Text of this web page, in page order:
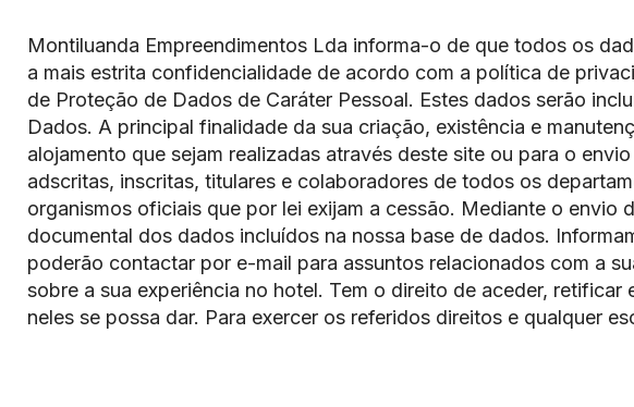
Montiluanda Empreendimentos Lda informa-o de que todos os
a mais estrita confidencialidade de acordo com a política de
de Proteção de Dados de Caráter Pessoal. Estes dados serão
Dados. A principal finalidade da sua criação, existência e
alojamento que sejam realizadas através deste site ou para o
adscritas, inscritas, titulares e colaboradores de todos os
organismos oficiais que por lei exijam a cessão. Mediante o
documental dos dados incluídos na nossa base de dados.
poderão contactar por e-mail para assuntos relacionados com a
sobre a sua experiência no hotel. Tem o direito de aceder,
neles se possa dar. Para exercer os referidos direitos e qualquer